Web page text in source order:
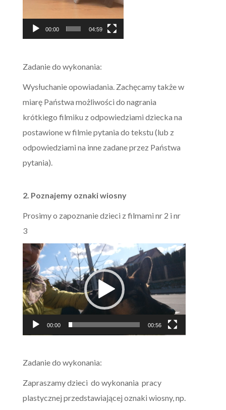
00:00 04:59
Zadanie do wykonania:
Wysłuchanie opowiadania. Zachęcamy także w
miarę Państwa możliwości do nagrania
krótkiego filmiku z odpowiedziami dziecka na
postawione w filmie pytania do tekstu (lub z
odpowiedziami na inne zadane przez Państwa
pytania).
2. Poznajemy oznaki wiosny
Prosimy o zapoznanie dzieci z filmami nr 2 i nr
3
Odtwarzacz
video
00:00 00:56
Zadanie do wykonania:
Zapraszamy dzieci do wykonania pracy
plastycznej przedstawiającej oznaki wiosny, np.